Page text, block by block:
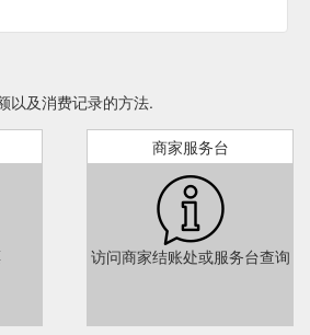
以及消费记录的方法.
商家服务台
访问商家结账处或服务台查询